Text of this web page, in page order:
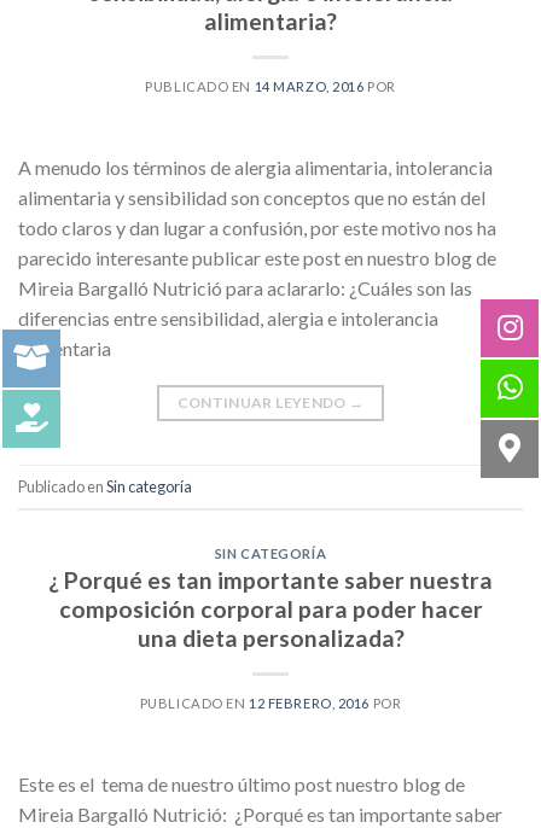
alimentaria?
PUBLICADO EN 14 MARZO, 2016 POR
A menudo los términos de alergia alimentaria, intolerancia
alimentaria y sensibilidad son conceptos que no están del
todo claros y dan lugar a confusión, por este motivo nos ha
parecido interesante publicar este post en nuestro blog de
Mireia Bargalló Nutrició para aclararlo: ¿Cuáles son las
diferencias entre sensibilidad, alergia e intolerancia
alimentaria
CONTINUAR LEYENDO →
Publicado enSin categoría
SIN CATEGORÍA
¿ Porqué es tan importante saber nuestra
composición corporal para poder hacer
una dieta personalizada?
PUBLICADO EN 12 FEBRERO, 2016 POR
Este es el tema de nuestro último post nuestro blog de
Mireia Bargalló Nutrició: ¿Porqué es tan importante saber